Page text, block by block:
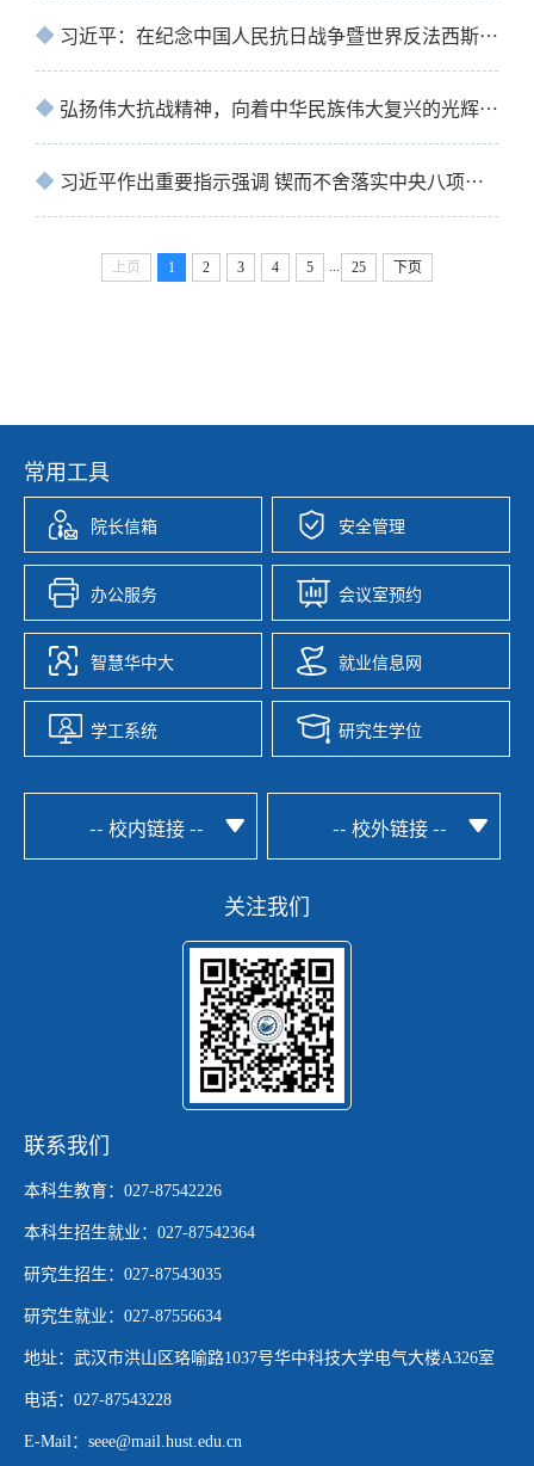
习近平：在纪念中国人民抗日战争暨世界反法西斯战争胜利80周年大会上的讲话
弘扬伟大抗战精神，向着中华民族伟大复兴的光辉彼岸奋勇前进
习近平作出重要指示强调 锲而不舍落实中央八项规定精神 推进作风建设常态化长效化
上页 1 2 3 4 5 25 下页
常用工具
院长信箱 安全管理
办公服务 会议室预约
智慧华中大 就业信息网
学工系统 研究生学位
-- 校内链接 -- -- 校外链接 --
关注我们
联系我们
本科生教育：027-87542226
本科生招生就业：027-87542364
研究生招生：027-87543035
研究生就业：027-87556634
地址：武汉市洪山区珞喻路1037号华中科技大学电气大楼A326室
电话：027-87543228
E-Mail：seee@mail.hust.edu.cn